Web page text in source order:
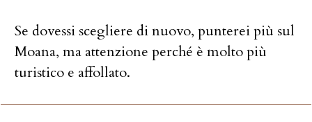
Se dovessi scegliere di nuovo, punterei più sul
Moana, ma attenzione perché è molto più
turistico e affollato.